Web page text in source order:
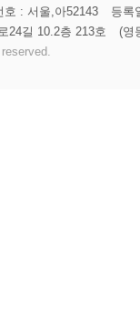
호 : 서울,아52143
등록
24길 10.2층 213호
(영